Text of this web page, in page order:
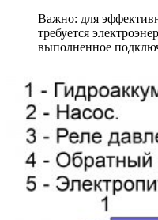
Важно: для
требуется
выполненное